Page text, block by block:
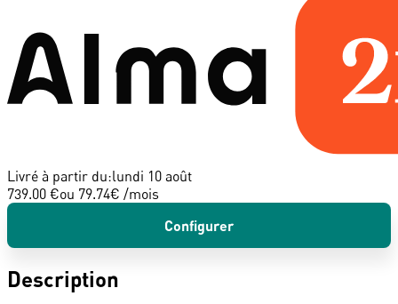
Livré à partir du:lundi 10 août
739.00 €ou 79.74€ /mois
Configurer
Description